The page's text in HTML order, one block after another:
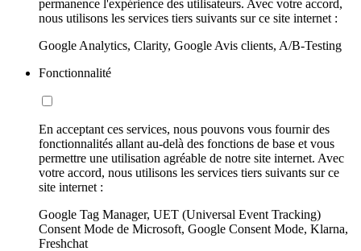
permanence l'expérience des utilisateurs. Avec votre accord,
nous utilisons les services tiers suivants sur ce site internet :
Google Analytics, Clarity, Google Avis clients, A/B-Testing
Fonctionnalité
En acceptant ces services, nous pouvons vous fournir des
fonctionnalités allant au-delà des fonctions de base et vous
permettre une utilisation agréable de notre site internet. Avec
votre accord, nous utilisons les services tiers suivants sur ce
site internet :
Google Tag Manager, UET (Universal Event Tracking)
Consent Mode de Microsoft, Google Consent Mode, Klarna,
Freshchat